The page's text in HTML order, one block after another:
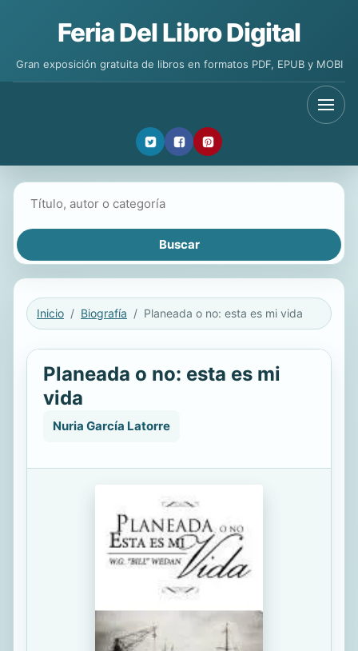
Feria Del Libro Digital
Gran exposición gratuita de libros en formatos PDF, EPUB y MOBI
Inicio Biografía Planeada o no: esta es mi vida
Planeada o no: esta es mi
vida
Nuria García Latorre